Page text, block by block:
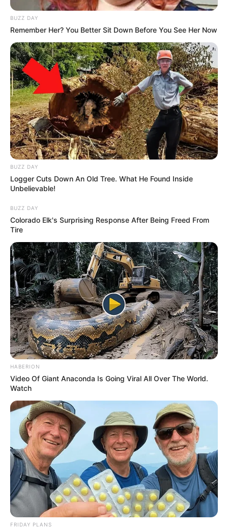
BUZZ DAY
Remember Her? You Better Sit Down Before You See Her Now
BUZZ DAY
Logger Cuts Down An Old Tree. What He Found Inside
Unbelievable!
BUZZ DAY
Colorado Elk's Surprising Response After Being Freed From
Tire
HABERION
Video Of Giant Anaconda Is Going Viral All Over The World.
Watch
FRIDAY PLANS